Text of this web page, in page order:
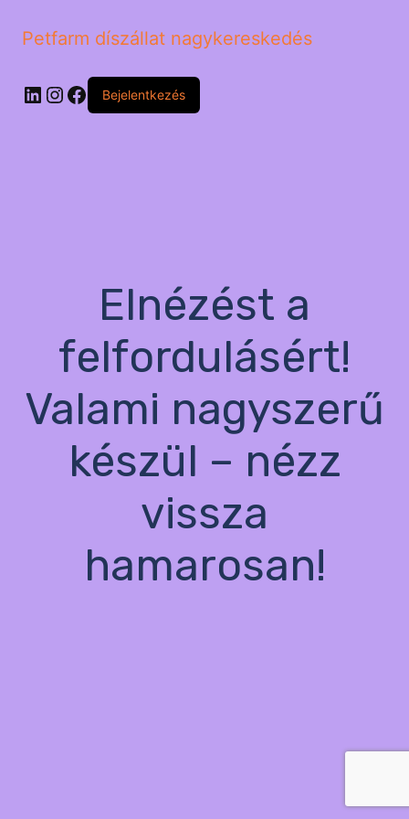
Petfarm díszállat nagykereskedés
LinkedIn
Instagram
Facebook
Bejelentkezés
Elnézést a
felfordulásért!
Valami nagyszerű
készül – nézz
vissza
hamarosan!